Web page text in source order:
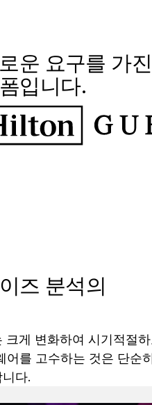
운 요구를 가진
입니다.
즈 분석의
게 변화하여 시기적절
를 고수하는 것은 단순
다.